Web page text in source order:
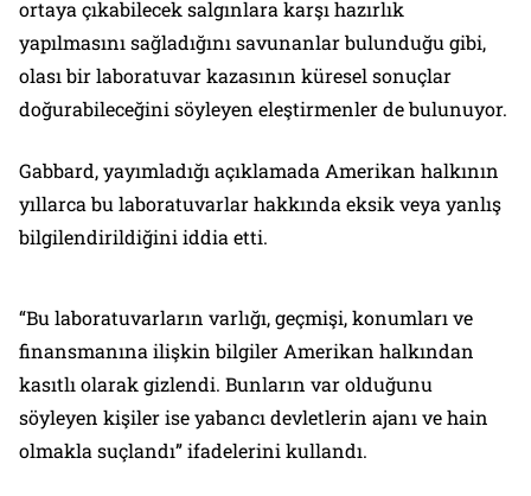
ortaya çıkabilecek salgınlara karşı hazırlık
yapılmasını sağladığını savunanlar bulunduğu gibi,
olası bir laboratuvar kazasının küresel sonuçlar
doğurabileceğini söyleyen eleştirmenler de bulunuyor.
Gabbard, yayımladığı açıklamada Amerikan halkının
yıllarca bu laboratuvarlar hakkında eksik veya yanlış
bilgilendirildiğini iddia etti.
“Bu laboratuvarların varlığı, geçmişi, konumları ve
finansmanına ilişkin bilgiler Amerikan halkından
kasıtlı olarak gizlendi. Bunların var olduğunu
söyleyen kişiler ise yabancı devletlerin ajanı ve hain
olmakla suçlandı” ifadelerini kullandı.